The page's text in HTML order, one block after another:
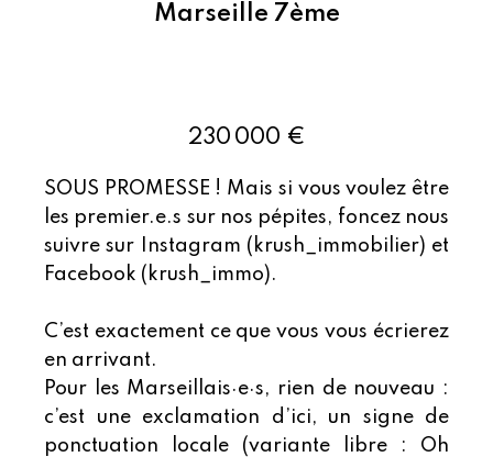
Marseille 7ème
230 000 €
SOUS PROMESSE ! Mais si vous voulez être
les premier.e.s sur nos pépites, foncez nous
suivre sur Instagram (krush_immobilier) et
Facebook (krush_immo).
C’est exactement ce que vous vous écrierez
en arrivant.
Pour les Marseillais·e·s, rien de nouveau :
c’est une exclamation d’ici, un signe de
ponctuation locale (variante libre : Oh